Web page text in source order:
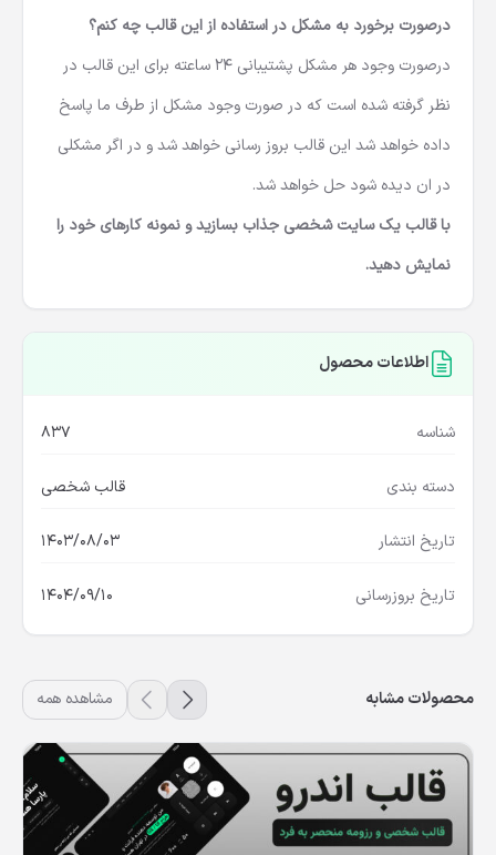
درصورت برخورد به مشکل در استفاده از این قالب چه کنم؟
درصورت وجود هر مشکل پشتیبانی 24 ساعته برای این قالب در
نظر گرفته شده است که در صورت وجود مشکل از طرف ما پاسخ
داده خواهد شد این قالب بروز رسانی خواهد شد و در اگر مشکلی
در ان دیده شود حل خواهد شد.
با قالب یک سایت شخصی جذاب بسازید و نمونه کارهای خود را
نمایش دهید.
اطلاعات محصول
شناسه 837
دسته بندی قالب شخصی
تاریخ انتشار 1403/08/03
تاریخ بروزرسانی 1404/09/10
محصولات مشابه مشاهده همه